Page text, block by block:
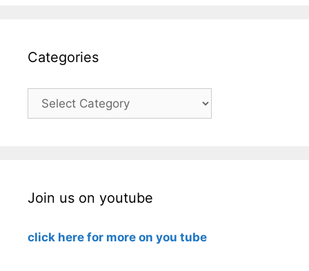
Categories
Categories
Join us on youtube
click here for more on you tube